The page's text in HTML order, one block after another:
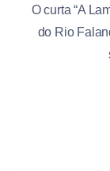
O curta “A
do Rio